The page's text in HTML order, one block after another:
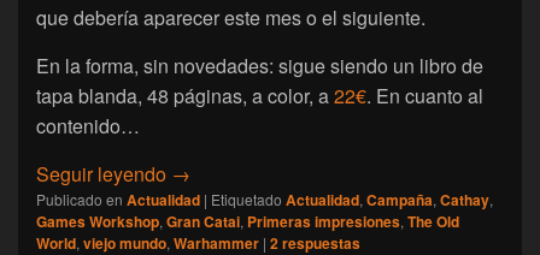
que debería aparecer este mes o el siguiente.
En la forma, sin novedades: sigue siendo un libro de
tapa blanda, 48 páginas, a color, a22€. En cuanto al
contenido…
Seguir leyendo [The Old World] Primer vistazo al Arcane
→
Publicado en Actualidad | Etiquetado Actualidad, Campaña, Cathay,
Games Workshop, Gran Catai, Primeras impresiones, The Old
World, viejo mundo, Warhammer | 2respuestas